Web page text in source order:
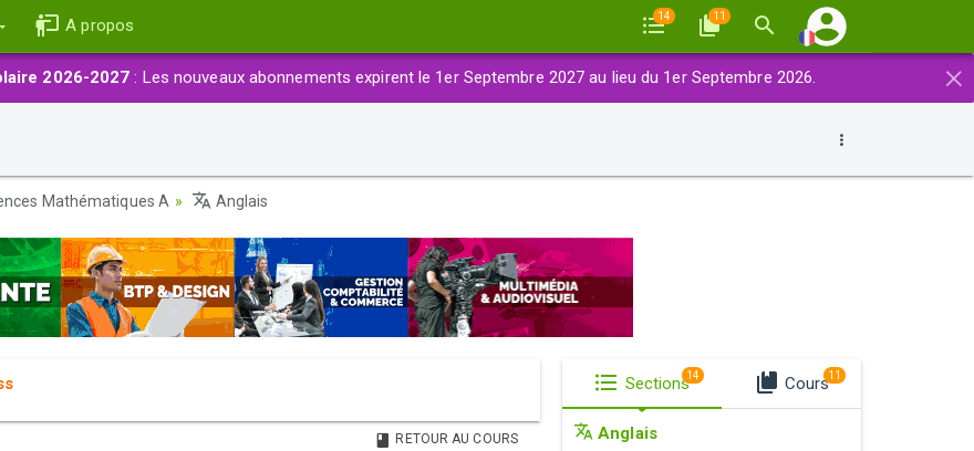
A propos 14 11
×
2026-2027 : Les nouveaux abonnements expirent le 1er Septembre 2027 au lieu du 1er Septembre 2026.
Mathématiques A Anglais
RETOUR AU COURS
Sections14 Cours11
Anglais